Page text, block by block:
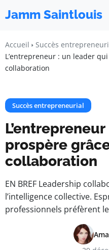
Jamm Saintlouis
Accueil
Succès
L’entrepreneur : un leader
collaboration
Succès entrepreneurial
prospère
collaboration
EN BREF Leadership
l’intelligence collective.
professionnels préfèrent